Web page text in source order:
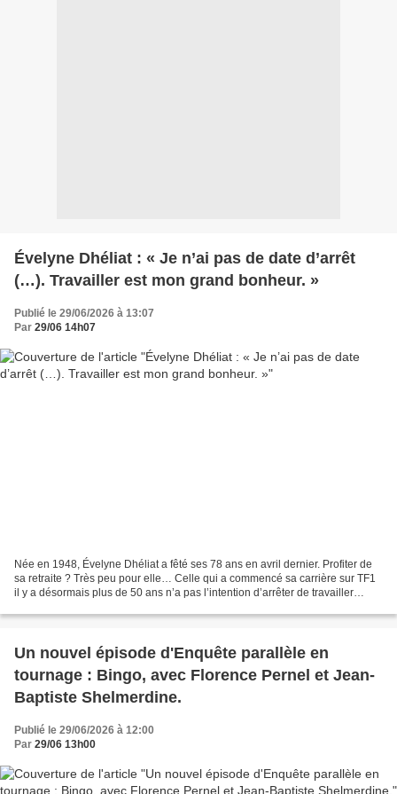
Évelyne Dhéliat : « Je n’ai pas de date d’arrêt
(…). Travailler est mon grand bonheur. »
Publié le 29/06/2026 à 13:07
Par 29/06 14h07
Née en 1948, Évelyne Dhéliat a fêté ses 78 ans en avril dernier. Profiter de
sa retraite ? Très peu pour elle… Celle qui a commencé sa carrière sur TF1
il y a désormais plus de 50 ans n’a pas l’intention d’arrêter de travailler
Un nouvel épisode d'Enquête parallèle en
tournage : Bingo, avec Florence Pernel et Jean-
Baptiste Shelmerdine.
Publié le 29/06/2026 à 12:00
Par 29/06 13h00